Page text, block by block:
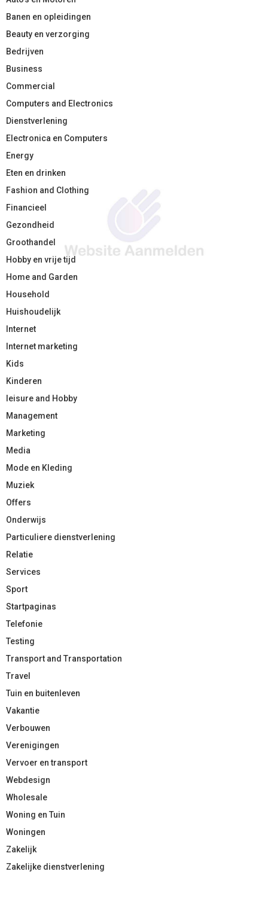
Banen en opleidingen
Beauty en verzorging
Bedrijven
Business
Commercial
Computers and Electronics
Dienstverlening
Electronica en Computers
Energy
Eten en drinken
Fashion and Clothing
Financieel
Gezondheid
Groothandel
Hobby en vrije tijd
Home and Garden
Household
Huishoudelijk
Internet
Internet marketing
Kids
Kinderen
leisure and Hobby
Management
Marketing
Media
Mode en Kleding
Muziek
Offers
Onderwijs
Particuliere dienstverlening
Relatie
Services
Sport
Startpaginas
Telefonie
Testing
Transport and Transportation
Travel
Tuin en buitenleven
Vakantie
Verbouwen
Verenigingen
Vervoer en transport
Webdesign
Wholesale
Woning en Tuin
Woningen
Zakelijk
Zakelijke dienstverlening